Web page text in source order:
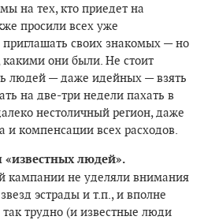
на тех, кто приедет на
просили всех уже
своих знакомых — но
они были. Не стоит
людей — даже идейных — взять
на две-три недели пахать в
нестоличный регион, даже
и компенсации всех расходов.
людей».
кампании не уделяли внимания
эстрады и т.п., и вполне
трудно (и известные люди